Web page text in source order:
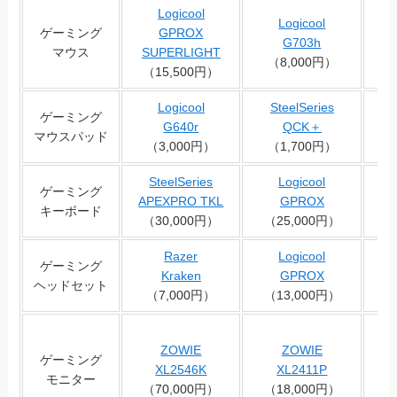
ゲーミング
マウス
Logicool
GPROX
SUPERLIGHT
（15,500円）
Logicool
G703h
（8,000円）
ゲーミング
マウスパッド
Logicool
G640r
（3,000円）
SteelSeries
QCK＋
（1,700円）
ゲーミング
キーボード
SteelSeries
APEXPRO TKL
（30,000円）
Logicool
GPROX
（25,000円）
ゲーミング
ヘッドセット
Razer
Kraken
（7,000円）
Logicool
GPROX
（13,000円）
ゲーミング
モニター
ZOWIE
XL2546K
（70,000円）
ZOWIE
XL2411P
（18,000円）